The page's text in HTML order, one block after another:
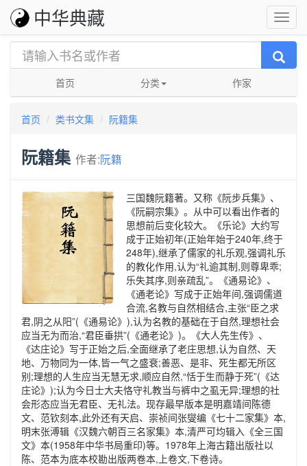
中华典藏
首页 分类 作家
首页 类书文集 阮籍集
阮籍集 作者:阮籍
三国魏阮籍著。又称《阮步兵集》、
《阮嗣宗集》。从中可以看出作者的
思想前后变化较大。《乐论》大约写
成于正始初年(正始年始于240年,终于
248年),继承了儒家的礼乐观,强调礼乐
的教化作用,认为“礼逾其制,则尊卑乖;
乐失其序,则亲疏乱”。《通易论》、
《通老论》写成于正始年间,强调儒道
合流,名教与自然相结合,主张“臣之求
君,阴之从阳”(《通易论》),认为名教的基础在于自然,理想社会
应当无为而治,“君臣垂拱”(《通老论》)。《大人先生传》、
《达庄论》写于正始之后,全面继承了老庄思想,认为自然、天
地、万物同为一体,皆一气之盛衰;善恶、是非、死生都无所区
别;理想的人生应当无慧无求,顺应自然,“恬于生而静于死”(《达
庄论》);认为今日士大夫恪守礼教当与裤中之虱无异;理想的社
会形态应当无君臣、无礼法。现存最早版本是明嘉靖间陈德
文、范钦刻本,此外还有天启、崇祯间张燮编《七十二家集》本,
明末张溥辑《汉魏六朝百三名家集》本,清严可均辑入《全三国
文》本(1958年中华书局重印)等。1978年上海古籍出版社以
陈、范本为底本校勘出版两卷本,上卷文,下卷诗。